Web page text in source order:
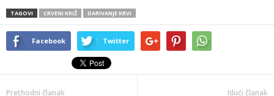
TAGOVI CRVENI KRIŽ DARIVANJE KRVI
Facebook Twitter
Prethodni članak Idući članak